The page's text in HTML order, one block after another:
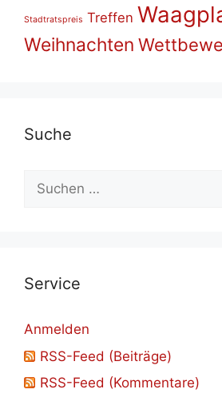
Stadtratspreis Treffen
Weihnachten
Su­che
Suchen
nach:
Ser­vice
Anmelden
RSS-Feed (Beiträge)
RSS-Feed (Kommentare)